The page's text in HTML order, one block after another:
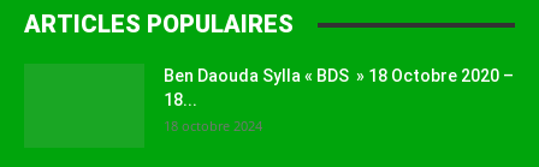
ARTICLES POPULAIRES
Ben Daouda Sylla « BDS » 18 Octobre 2020 –
18...
18 octobre 2024